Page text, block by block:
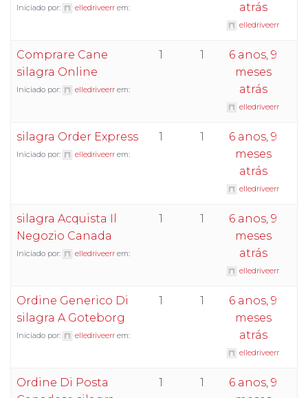
Iniciado por: elledriveerr em:
atrás
elledriveerr
Comprare Cane
silagra Online
Iniciado por: elledriveerr em:
1 1
6 anos, 9
meses
atrás
elledriveerr
silagra Order Express
Iniciado por: elledriveerr em:
1 1
6 anos, 9
meses
atrás
elledriveerr
silagra Acquista Il
Negozio Canada
Iniciado por: elledriveerr em:
1 1
6 anos, 9
meses
atrás
elledriveerr
Ordine Generico Di
silagra A Goteborg
Iniciado por: elledriveerr em:
1 1
6 anos, 9
meses
atrás
elledriveerr
Ordine Di Posta
1 1
6 anos, 9